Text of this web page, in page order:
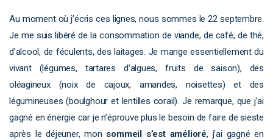
Au moment où j’écris ces lignes, nous sommes le 22 septembre.
Je me suis libéré de la consommation de viande, de café, de thé,
d’alcool, de féculents, des laitages. Je mange essentiellement du
vivant (légumes, tartares d’algues, fruits de saison), des
oléagineux (noix de cajoux, amandes, noisettes) et des
légumineuses (boulghour et lentilles corail). Je remarque, que j’ai
gagné en énergie car je n’éprouve plus le besoin de faire de sieste
après le déjeuner, mon sommeil s’est amélioré, j’ai gagné en